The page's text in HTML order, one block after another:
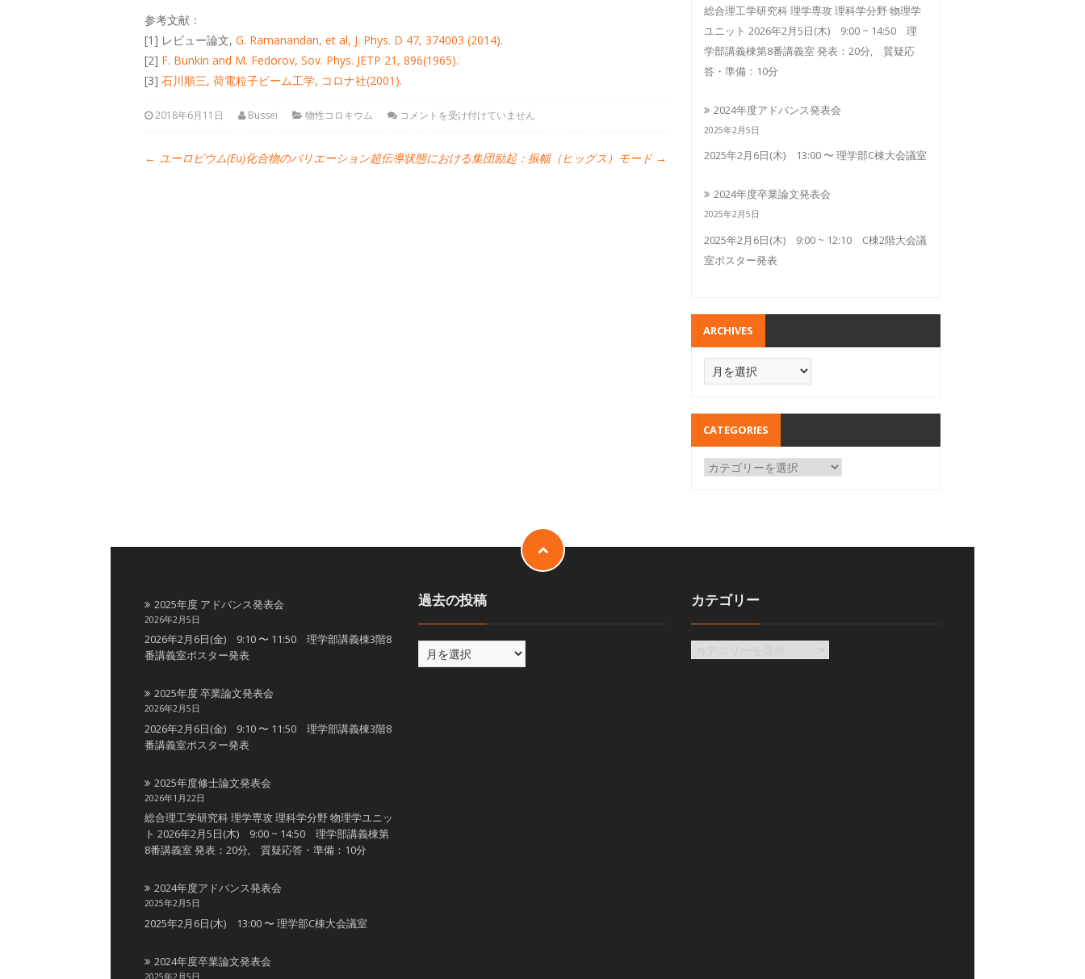
参考文献：
[1] レビュー論文, G. Ramanandan, et al, J. Phys. D 47, 374003 (2014).
[2] F. Bunkin and M. Fedorov, Sov. Phys. JETP 21, 896(1965).
[3] 石川順三, 荷電粒子ビーム工学, コロナ社(2001).
2018年6月11日 Bussei 物性コロキウム コメントを受け付けていません
← ユーロピウム(Eu)化合物のバリエーション超伝導状態における集団励起：振幅（ヒッグス）モード →
総合理工学研究科 理学専攻 理科学分野 物理学
ユニット 2026年2月5日(木) 9:00 ~ 14:50 理
学部講義棟第8番講義室 発表：20分, 質疑応
答・準備：10分
2024年度アドバンス発表会
2025年2月5日
2025年2月6日(木) 13:00 〜 理学部C棟大会議室
2024年度卒業論文発表会
2025年2月5日
2025年2月6日(木) 9:00 ~ 12:10 C棟2階大会議
室ポスター発表
ARCHIVES
CATEGORIES
2025年度 アドバンス発表会
2026年2月5日
2026年2月6日(金) 9:10 〜 11:50 理学部講義棟3階8
番講義室ポスター発表
2025年度 卒業論文発表会
2026年2月5日
2026年2月6日(金) 9:10 〜 11:50 理学部講義棟3階8
番講義室ポスター発表
2025年度修士論文発表会
2026年1月22日
総合理工学研究科 理学専攻 理科学分野 物理学ユニッ
ト 2026年2月5日(木) 9:00 ~ 14:50 理学部講義棟第
8番講義室 発表：20分, 質疑応答・準備：10分
2024年度アドバンス発表会
2025年2月5日
2025年2月6日(木) 13:00 〜 理学部C棟大会議室
2024年度卒業論文発表会
2025年2月5日
過去の投稿 カテゴリー